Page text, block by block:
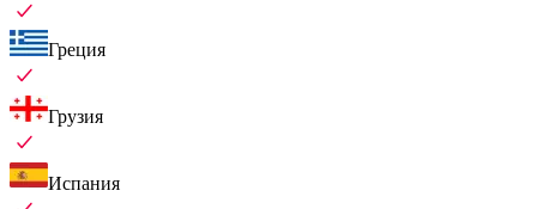
Греция
Грузия
Испания